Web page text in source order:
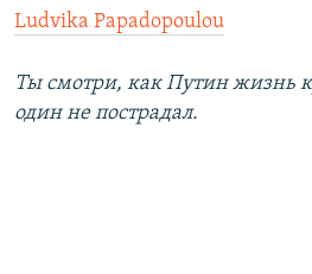
Ludvika Papadopoulou
Ты смотри, как Путин жизнь
один не пострадал.